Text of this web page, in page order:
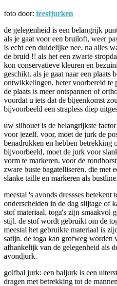
foto door: feestjurken
de gelegenheid is een belangrijk
als je gaat voor een bruiloft, weer
is echt een duidelijke nee. na alles
de bruid !! als het een zwarte
kon conservatieve kleuren en
geschikt. als je gaat naar een plaats
ontwikkelingen, beter voorbereid te
de plaats is meer ontspannen of
voordat u iets dat de bijeenkomst
bijvoorbeeld een strapless diep
uw silhouet is de belangrijkste
voor jezelf. voor, moet de jurk de
benadrukken en hebben betrekking
bijvoorbeeld, moet de jurk voor
vorm te markeren. voor de
zware buste bagatelliseren. die met
slanke taille en markeren als bustline.
meestal 's avonds dressses
onderscheiden in de dag slijtage of
stof materiaal. toga's zijn smaakvol
stijl. de stof wordt gebruikt om de
meestal het gebruikte materiaal is
satijn. de toga kan grofweg worden
afhankelijk van de gelegenheid als
avondjurk.
golfbal jurk: een baljurk is een
dragen met betrekking tot de